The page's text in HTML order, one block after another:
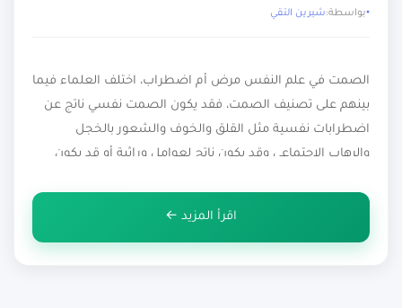
بواسطة:شيرين التقي
الصمت في علم النفس مرض أم اضطراب، اختلف العلماء فيما
بينهم على تصنيف الصمت، فقد يكون الصمت نفسي ناتج عن
اضطرابات نفسية مثل القلق والخوف والشعور بالخجل
والرهاب الإجتماعي وقد يكون ناتج لعوامل وراثية أو قد يكون
هذا المقال سوف نتناول تعريف الصمت في علم […]
اقرأ المزيد ←